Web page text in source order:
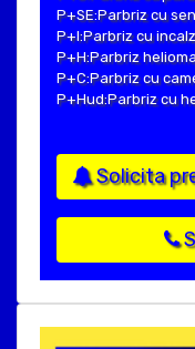
P+SE:Parbriz cu
P+I:Parbriz cu
P+H:Parbriz
P+C:Parbriz cu
P+Hud:Parbriz cu
Solicita